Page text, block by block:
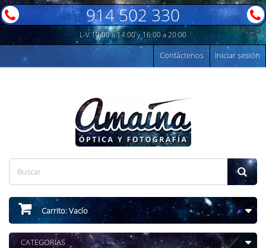
914 502 330
L-V 10:00 a 14:00 y 16:00 a 20:00
Iniciar sesión
Contáctenos
Carrito:Vacío
CATEGORÍAS